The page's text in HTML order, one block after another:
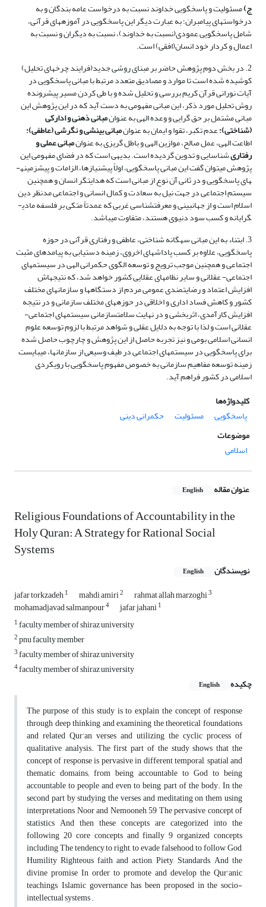
ج)مسئولیت و پاسخگویی خداوند نسبت به درخواست عامه بندگان و به
درخواست­های پیامبران؛ به عبارت دیگر این پاسخگویی در آموزه­های قرآنی،
شامل پاسخگویی عمودی(نسبت به خداوند)، نسبت به دیگران و نسبت به
اعمال و کردار خود انسان(افقی) است.
2. در بخش دوم پژوهش حاضر بر مبنای روشی جدید(فرایند چرخه­ای تحلیل)
کوشیده شده است تا موارد و مصادیق متعدد مرتبط با مبانی پاسخگویی در
آیات نورانی قرآن کریم بررسی و تحلیل شده و با طی کردن مسیر پیش­رونده
روش تحلیل مورد ذکر، این مبانی مفهومی به دست آید که در این پژوهش این
مبانی مشتمل بر حق گرایی و وعده الهی به عنوانمبانی ذهنی و ادارکی
(شناختی)؛عدم تکبر، تقوا و ایمان به عنوانمبانی بینشی و نگرشی (عاطفی)؛
اطاعت الهی، عمل صالح، موازین الهی و باطل گریزی به عنوانمبانی عملی و
رفتاریشناسایی و تدوین گردیده است. بدیهی است که در فضای مفهومی این
پژوهش می­توان گفت این مبانی پاسخگویی، اولاً پیش­نیازها، الزامات و پیش­زمینه­
های پاسخگویی و در ثانی آن نوع از مبانی است که هدایتگر انسان و همچنین
سیستم اجتماعی در جهت نیل به سعادت و کمال انسانی و اجتماعی مدنظر دین
اسلام است و از جهان­بینی و معرفت­شناسی غربی که عمدتاً متکی بر فلسفه مادی­
گرایانه و کسب سود دنیوی هستند، متفاوت می­باشد.
3. ابتناء به این مبانی سه­گانه شناختی، عاطفی و رفتاری قرآنی در حوزه
پاسخگویی، علاوه بر کسب پاداش­های اخروی، زمینه دستیابی به پیامدهای مثبت
اجتماعی و همچنین موجب ترویج و توسعه الگوی حکمرانی الهی در سیستم­های
اجتماعی- عقلانی و سایر نظام­های عقلایی کشور خواهد شد، که نتیجه­اش
افزایش اعتماد و رضایتمندی عمومی مردم از دستگاه­ها و سازمان­های مختلف
کشور و کاهش فساد اداری و اخلاقی در حوزه­های مختلف سازمانی و در نتیجه
افزایش کارآمدی، اثربخشی و در نهایت سلامتسازمانی سیستم­های اجتماعی-
عقلانی است و لذا با توجه به دلایل عقلی و شواهد مرتبط با لزوم توسعه علوم
انسانی اسلامی بومی و نیز تجربه حاصل از این پژوهش و چارچوب حاصل شده
برای پاسخگویی در سیستم­های اجتماعی در طیف وسیعی از سازمان­ها، می­بایست
زمینه توسعه مفاهیم سازمانی به خصوص مفهوم پاسخگویی با رویکردی
اسلامی در کشور فراهم آید.
کلیدواژه‌ها
پاسخگویی
مسئولیت
حکمرانی دینی
موضوعات
اسلامی
عنوان مقاله English
Religious Foundations of Accountability in the
Holy Quran: A Strategy for Rational Social
Systems
نویسندگان English
jafar torkzadeh1 mahdi amiri2 rahmat allah marzoghi3
mohamadjavad salmanpour4 jafar jahani1
1faculty member of shiraz university
2pnu faculty member
3faculty member of shiraz university
4faculty member of shiraz university
چکیده
English
The purpose of this study is to explain the concept of response
through deep thinking and examining the theoretical foundations
and related Qur’an verses and utilizing the cyclic process of
qualitative analysis. The first part of the study shows that the
concept of response is pervasive in different temporal, spatial and
thematic domains; from being accountable to God to being
accountable to people and even to being part of the body. In the
second part by studying the verses and meditating on them using
interpretations Noor and Nemooneh 59 The pervasive concept of
statistics And then these concepts are categorized into the
following 20 core concepts and finally 9 organized concepts
including The tendency to right, to evade falsehood, to follow God,
Humility Righteous faith and action, Piety, Standards, And the
divine promise In order to promote and develop the Qur'anic
teachings, Islamic governance has been proposed in the socio-
intellectual systems .